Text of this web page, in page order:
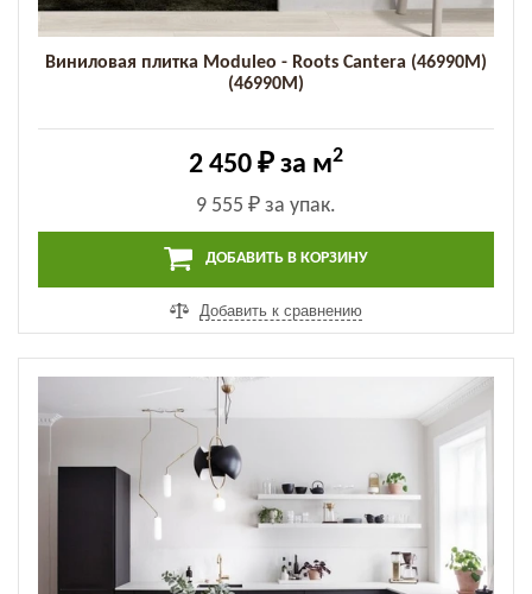
Виниловая плитка Moduleo - Roots Cantera (46990M)
(46990M)
2 450 ₽ за м2
9 555 ₽ за упак.
ДОБАВИТЬ В КОРЗИНУ
Добавить к сравнению